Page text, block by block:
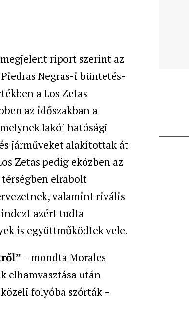
riport szerint az
Negras-i büntetés-
a Los Zetas
az időszakban a
lakói hatósági
járműveket alakítottak át
Zetas pedig eközben az
elrabolt
valamint rivális
azért tudta
is együttműködtek vele.
– mondta Morales
elhamvasztása után
folyóba szórták –